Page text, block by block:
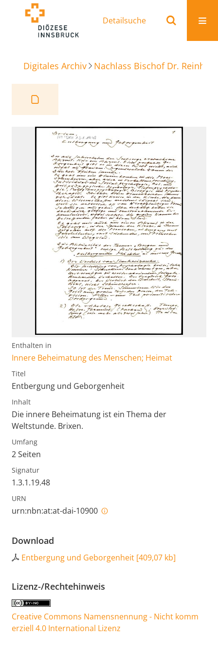
Detailsuche
Digitales Archiv Nachlass Bischof Dr.
Enthalten in
Innere Beheimatung des Menschen; Heimat
Titel
Entbergung und Geborgenheit
Inhalt
Die innere Beheimatung ist ein Thema der
Weltstunde. Brixen.
Umfang
2 Seiten
Signatur
1.3.1.19.48
URN
urn:nbn:at:at-dai-10900
Download
Entbergung und Geborgenheit [409,07 kb]
Lizenz-/Rechtehinweis
Creative Commons Namensnennung - Nicht komm
erziell 4.0 International Lizenz